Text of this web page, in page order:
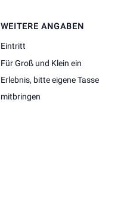
WEITERE ANGABEN
Eintritt
Für Groß und Klein ein
Erlebnis, bitte eigene Tasse
mitbringen